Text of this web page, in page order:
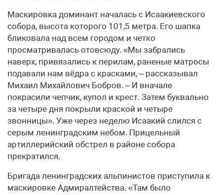
Маскировка доминант началась с Исаакиевского
собора, высота которого 101,5 метра. Его шапка
бликовала над всем городом и четко
просматривалась отовсюду. «Мы забрались
наверх, привязались к перилам, раненые матросы
подавали нам вёдра с красками, – рассказывал
Михаил Михайлович Бобров. – И вначале
покрасили чепчик, купол и крест. Затем буквально
за четыре дня покрыли краской и четыре
звонницы». Уже через неделю Исаакий слился с
серым ленинградским небом. Прицельный
артиллерийский обстрел в районе собора
прекратился.
Бригада ленинградских альпинистов приступила к
маскировке Адмиралтейства. «Там было